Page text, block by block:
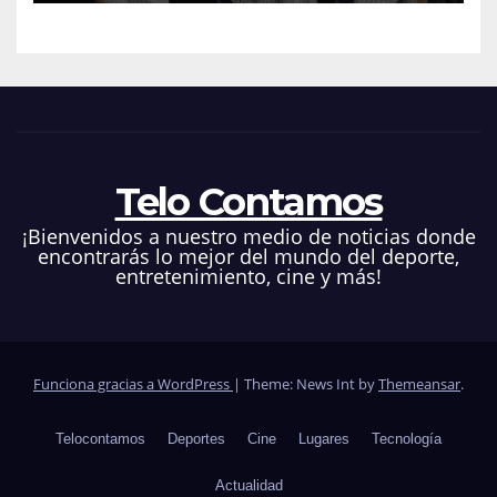
Telo Contamos
¡Bienvenidos a nuestro medio de noticias donde
encontrarás lo mejor del mundo del deporte,
entretenimiento, cine y más!
Funciona gracias a WordPress | Theme: News Int byThemeansar.
Telocontamos Deportes Cine Lugares Tecnología
Actualidad